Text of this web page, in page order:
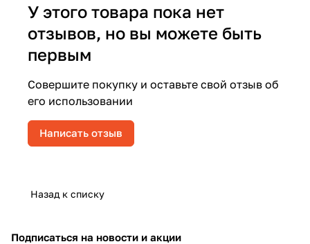
У этого товара пока нет
отзывов, но вы можете быть
первым
Совершите покупку и оставьте свой отзыв об
его использовании
Написать отзыв
Назад к списку
Подписаться на новости и акции